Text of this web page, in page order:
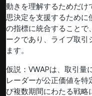
動きを理解するためだけ
思決定を支援するために
の指標に統合することで
ークであり、ライブ取引
ます。
仮説：VWAPは、取引量
レーダーが公正価値を特
び複数期間にわたる戦略